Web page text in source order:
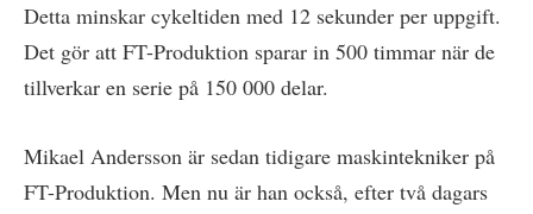
Detta minskar cykeltiden med 12 sekunder per uppgift.
Det gör att FT-Produktion sparar in 500 timmar när de
tillverkar en serie på 150 000 delar.
Mikael Andersson är sedan tidigare maskintekniker på
FT-Produktion. Men nu är han också, efter två dagars